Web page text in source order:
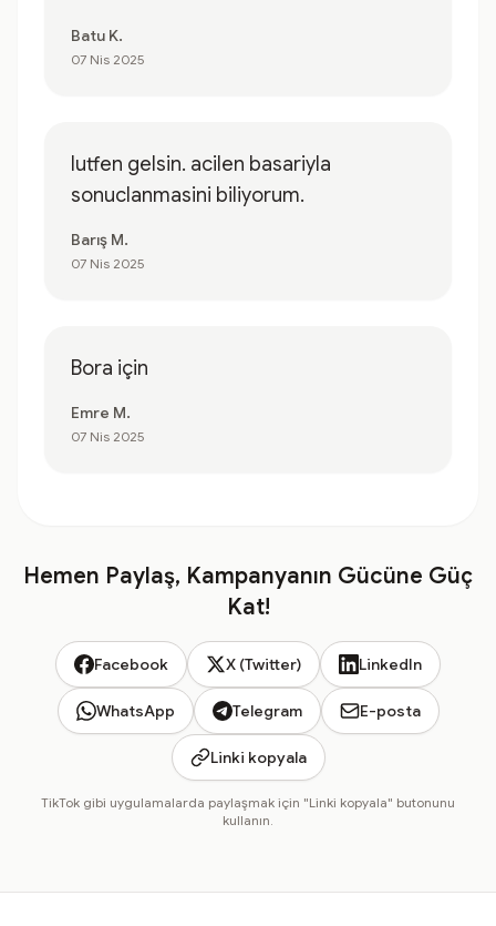
Batu K.
07 Nis 2025
lutfen gelsin. acilen basariyla
sonuclanmasini biliyorum.
Barış M.
07 Nis 2025
Bora için
Emre M.
07 Nis 2025
Hemen Paylaş, Kampanyanın Gücüne Güç
Kat!
Facebook X (Twitter) LinkedIn
WhatsApp Telegram E-posta
Linki kopyala
TikTok gibi uygulamalarda paylaşmak için "Linki kopyala" butonunu
kullanın.